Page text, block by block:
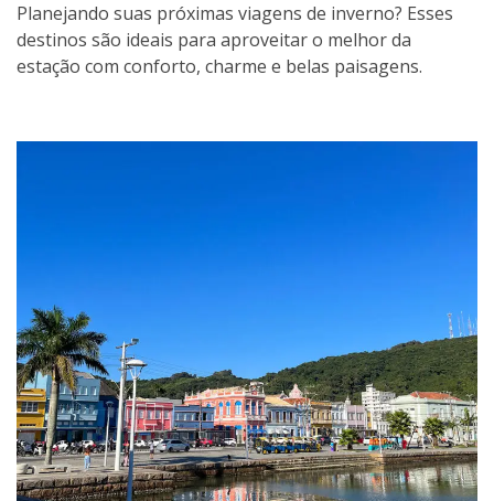
Planejando suas próximas viagens de inverno? Esses
destinos são ideais para aproveitar o melhor da
estação com conforto, charme e belas paisagens.